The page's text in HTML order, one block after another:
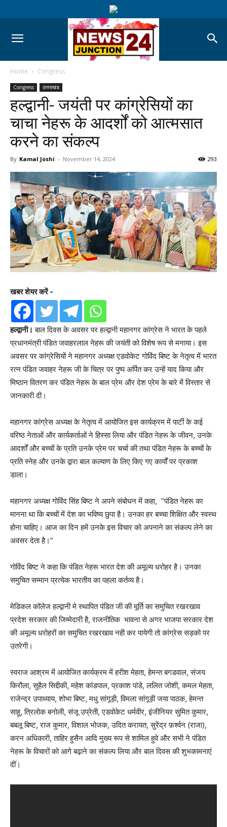
Home Congress
Congress उत्तराखंड
हल्द्वानी- जयंती पर कांग्रेसियों का
चाचा नेहरू के आदर्शों को आत्मसात
करने का संकल्प
By Kamal Joshi - November 14, 2024 293
खबर शेयर करें -
हल्द्वानी। बाल दिवस के अवसर पर हल्द्वानी महानगर कांग्रेस ने भारत के पहले
प्रधानमंत्री पंडित जवाहरलाल नेहरू की जयंती को विशेष रूप से मनाया। इस
अवसर पर कांग्रेसियों ने महानगर अध्यक्ष एडवोकेट गोविंद बिष्ट के नेतृत्व में भारत
रत्न पंडित जवाहर नेहरू जी के चित्र पर पुष्प अर्पित कर उन्हें याद किया और
मिष्ठान वितरण कर पंडित नेहरू के बाल प्रेम और देश प्रेम के बारे में विस्तार से
जानकारी दी।
महानगर कांग्रेस अध्यक्ष के नेतृत्व में आयोजित इस कार्यक्रम में पार्टी के कई
वरिष्ठ नेताओं और कार्यकर्ताओं ने हिस्सा लिया और पंडित नेहरू के जीवन, उनके
आदर्शों और बच्चों के प्रति उनके प्रेम पर चर्चा की तथा पंडित नेहरू के बच्चों के
प्रति स्नेह और उनके द्वारा बाल कल्याण के लिए किए गए कार्यों पर प्रकाश
डाला।
महानगर अध्यक्ष गोविंद सिंह बिष्ट ने अपने संबोधन में कहा, “पंडित नेहरू का
मानना था कि बच्चों में देश का भविष्य छुपा है। उनका हर बच्चा शिक्षित और स्वस्थ
होना चाहिए। आज का दिन हमें उनके इस विचार को अपनाने का संकल्प लेने का
अवसर देता है।”
गोविंद बिष्ट ने कहा कि पंडित नेहरू भारत देश की अमूल्य धरोहर है। उनका
समुचित सम्मान प्रत्येक भारतीय का पहला कर्तव्य है।
मेडिकल कॉलेज हल्द्वानी मे स्थापित पंडित जी की मूर्ति का समुचित रखरखाव
प्रदेश सरकार की जिम्मेदारी है, राजनीतिक भावना से अगर भाजपा सरकार देश
की अमूल्य धरोहरों का समुचित रखरखाव नही कर पायेगी तो कांग्रेस सड़को पर
उतरेगी।
स्वराज आश्रम में आयोजित कार्यक्रम में हरीश मेहता, हेमन्त बगडवाल, संजय
किरौला, सुहैल सिद्दीकी, महेश कांडपाल, प्रकाश पांडे, ललित जोशी, कमल मेहता,
राजेन्द्र उपाध्याय, शोभा बिष्ट, मधु सांगूड़ी, विमला सांगूड़ी जया पाठक, हेमन्त
साहू, त्रिलोक बनोली, संजू उप्रेती, एडवोकेट धर्मवीर, इंजीनियर सुमित कुमार,
बबलू बिष्ट, राज कुमार, विशाल भोजक, उदित करायत, सुरेंद्र फ़र्श्वन (राजा),
करन अधिकारी, ताहिर हुसैन आदि मुख्य रूप से शामिल हुवे और सभी ने पंडित
नेहरू के विचारों को आगे बढ़ाने का संकल्प लिया और बाल दिवस की शुभकामनाएं
दीं।